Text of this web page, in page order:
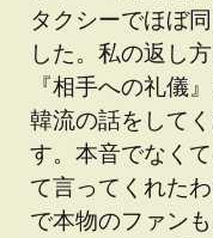
タクシーでほぼ
した。私の返し
『相手への礼儀
韓流の話をして
す。本音でなく
て言ってくれた
で本物のファン